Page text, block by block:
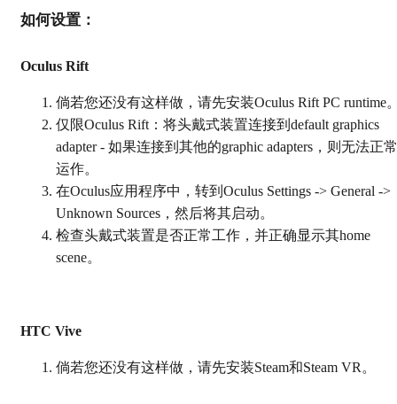
如何设置：
Oculus Rift
倘若您还没有这样做，请先安装Oculus Rift PC runtime
仅限Oculus Rift：将头戴式装置连接到default graphics
adapter - 如果连接到其他的graphic adapters，则无法正常
运作。
在Oculus应用程序中，转到Oculus Settings -> General ->
Unknown Sources，然后将其启动。
检查头戴式装置是否正常工作，并正确显示其home
scene。
HTC Vive
倘若您还没有这样做，请先安装Steam和Steam VR。